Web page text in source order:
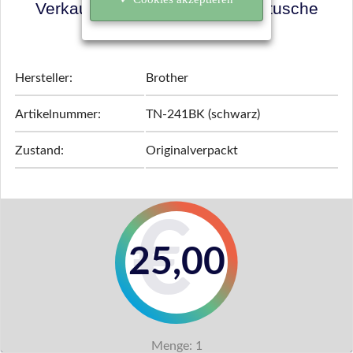
Verkaufspreis für Ihre Tonerkartusche
ermitteln!
Hersteller: Brother
Artikelnummer: TN-241BK (schwarz)
Zustand: Originalverpackt
25,00
Menge: 1